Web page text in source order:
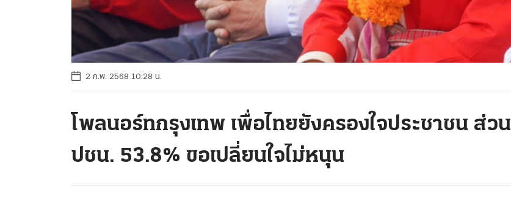
2 ก.พ. 2568 10:28 น.
โพลนอร์ทกรุงเทพ เพื่อไทยยังครองใจประชาชน ส่วน
ปชน. 53.8% ขอเปลี่ยนใจไม่หนุน